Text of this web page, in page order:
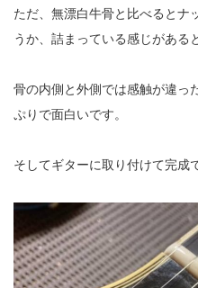
ただ、無漂白牛骨と比べるとナ
うか、詰まっている感じがある
骨の内側と外側では感触が違っ
ぷりで面白いです。
そしてギターに取り付けて完成